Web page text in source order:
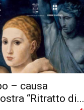
– causa
“Ritratto di...